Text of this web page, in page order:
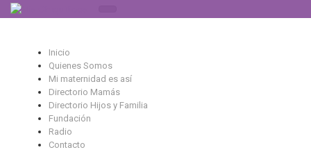
Saltar al contenido principal
Inicio
Quienes Somos
Mi maternidad es así
Directorio Mamás
Directorio Hijos y Familia
Fundación
Radio
Contacto